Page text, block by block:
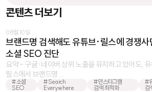
콘텐츠 더보기
08월 10일
브랜드명 검색해도 유튜브·릴스에 경쟁사
소셜 SEO 진단
요약 - 구글·네이버 상위 노출을 유지하고 있어도,
릴스에서 브랜드명 ...
#소셜
SEO
#Search
Everywhere
#인스타그램
검색 최적화
#
검